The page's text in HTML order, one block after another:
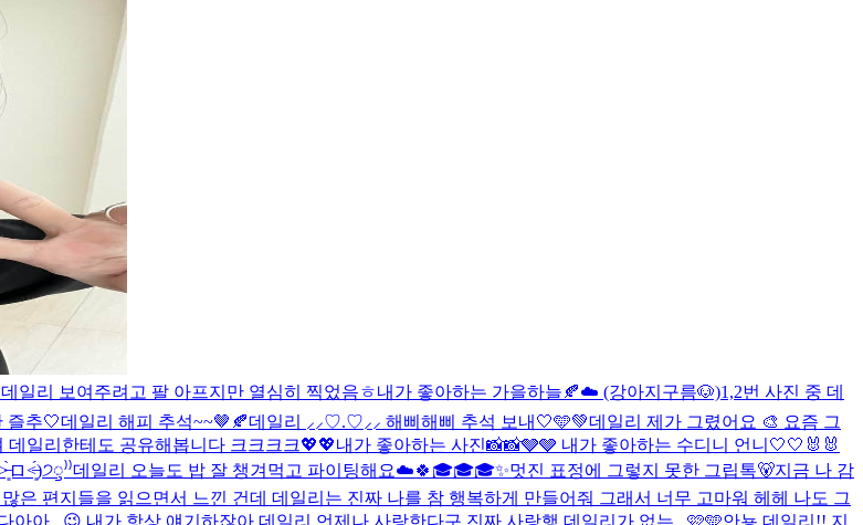
일리 보여주려고 팔 아프지만 열심히 찍었음ㅎ내가 좋아하는 가을하늘🍂☁️ (강아지구름🐶)1,2번 사진 중 데
즐추🤍데일리 해피 추석~~🤎🍂데일리 ⸝⸝♡.♡⸝⸝ 해삐해삐 추석 보내🤍🩵💚데일리 제가 그렸어요 🎨 요즘 그
일리한테도 공유해봅니다 크크크크💖💖내가 좋아하는 사진📸📸🩶🩶 내가 좋아하는 수디니 언니🤍🤍🐰🐰
ロ˂̶͈́)੭ꠥ⁾⁾️데일리 오늘도 밥 잘 챙겨먹고 파이팅해요☁️🍀 🎓🎓🎓✨멋진 표정에 그렇지 못한 그립톡🐻지금 나 감
은 편지들을 읽으면서 느낀 건데 데일리는 진짜 나를 참 행복하게 만들어줘 그래서 너무 고마워 헤헤 나도 그
아 ..😉 내가 항상 얘기하잖아 데일리 언제나 사랑한다구 진짜 사랑행 데일리가 없는... 🩷🩵안뇽 데일리!! 지